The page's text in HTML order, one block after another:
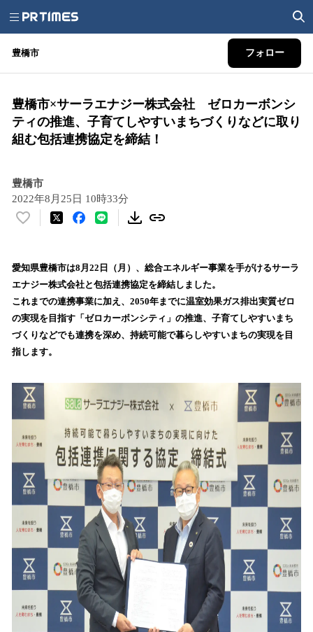
豊橋市 フォロー
豊橋市×サーラエナジー株式会社 ゼロカーボンシ
ティの推進、子育てしやすいまちづくりなどに取り
組む包括連携協定を締結！
豊橋市
2022年8月25日 10時33分
い
！
数
を
読
込
み
で
す
愛知県豊橋市は8月22日（月）、総合エネルギー事業を手がけるサーラ
エナジー株式会社と包括連携協定を締結しました。
これまでの連携事業に加え、2050年までに温室効果ガス排出実質ゼロ
の実現を目指す「ゼロカーボンシティ」の推進、子育てしやすいまち
づくりなどでも連携を深め、持続可能で暮らしやすいまちの実現を目
指します。